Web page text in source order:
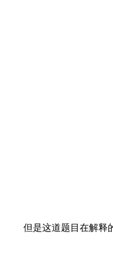
但是这道题目在解释的